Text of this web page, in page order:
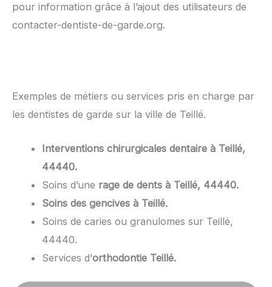
pour information grâce à l’ajout des utilisateurs de
contacter-dentiste-de-garde.org.
Exemples de métiers ou services pris en charge par
les dentistes de garde sur la ville de Teillé.
Interventions chirurgicales dentaire à Teillé,
44440.
Soins d’une rage de dents à Teillé, 44440.
Soins des gencives à Teillé.
Soins de caries ou granulomes sur Teillé,
44440.
Services d’orthodontie Teillé.